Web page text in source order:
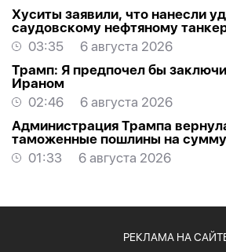
Хуситы заявили, что нанесли
саудовскому нефтяному
03:35
6 августа 2026
Трамп: Я предпочел бы
Ираном
02:46
6 августа 2026
Администрация Трампа
таможенные пошлины на
долларов
01:33 6 августа 2026
РЕКЛАМА НА